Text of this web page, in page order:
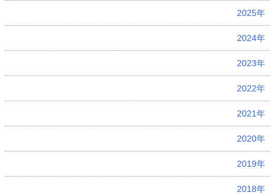
2025年
2024年
2023年
2022年
2021年
2020年
2019年
2018年